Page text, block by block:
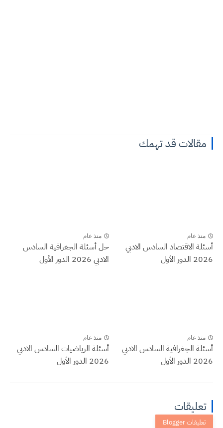
مقالات قد تهمك
منذ عام
أسئلة الاقتصاد السادس الادبي
2026 الدور الأول
منذ عام
حل أسئلة الجغرافية السادس
الادبي 2026 الدور الأول
منذ عام
أسئلة الجغرافية السادس الادبي
2026 الدور الأول
منذ عام
أسئلة الرياضيات السادس الادبي
2026 الدور الأول
تعليقات